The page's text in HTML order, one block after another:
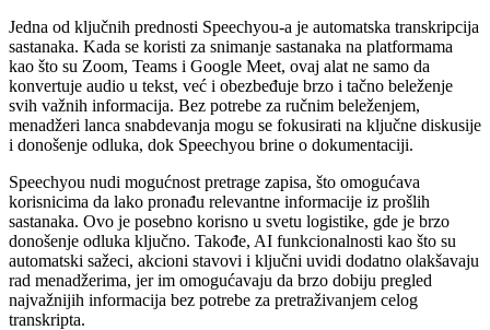
Jedna od ključnih prednosti Speechyou-a je automatska transkripcija
sastanaka. Kada se koristi za snimanje sastanaka na platformama
kao što su Zoom, Teams i Google Meet, ovaj alat ne samo da
konvertuje audio u tekst, već i obezbeđuje brzo i tačno beleženje
svih važnih informacija. Bez potrebe za ručnim beleženjem,
menadžeri lanca snabdevanja mogu se fokusirati na ključne diskusije
i donošenje odluka, dok Speechyou brine o dokumentaciji.
Speechyou nudi mogućnost pretrage zapisa, što omogućava
korisnicima da lako pronađu relevantne informacije iz prošlih
sastanaka. Ovo je posebno korisno u svetu logistike, gde je brzo
donošenje odluka ključno. Takođe, AI funkcionalnosti kao što su
automatski sažeci, akcioni stavovi i ključni uvidi dodatno olakšavaju
rad menadžerima, jer im omogućavaju da brzo dobiju pregled
najvažnijih informacija bez potrebe za pretraživanjem celog
transkripta.